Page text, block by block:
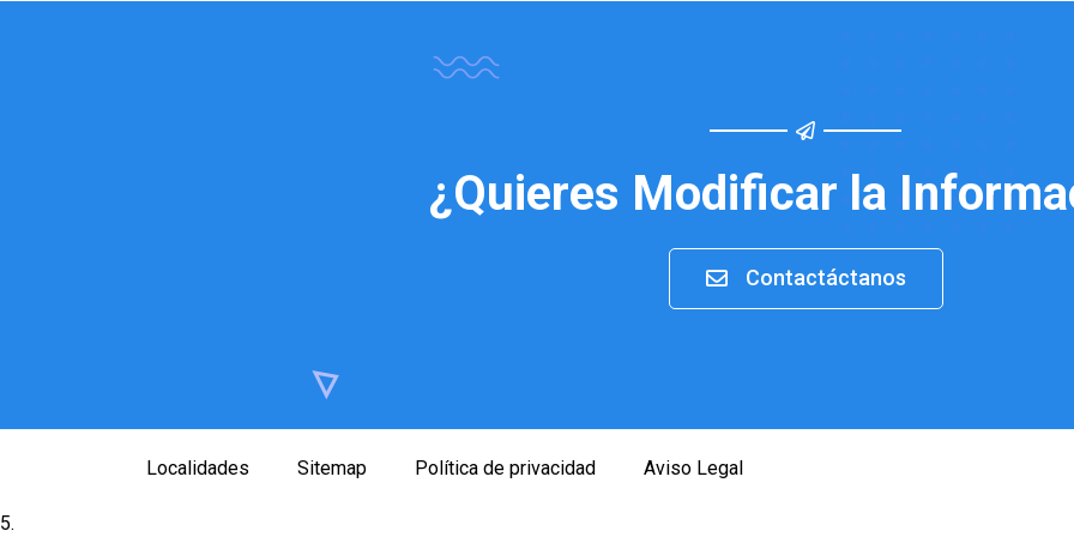
¿Quieres Modificar la
Contactáctanos
Localidades Sitemap Política de privacidad Aviso Legal
5.